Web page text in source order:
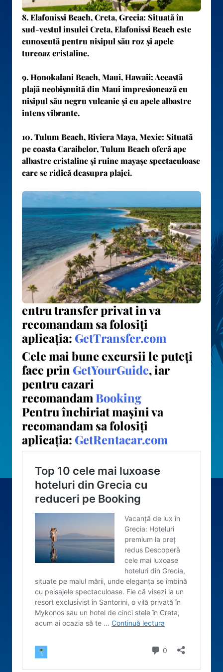
8.Elafonissi Beach, Creta, Grecia: Situată în
sud-vestul insulei Creta, Elafonissi Beach este
cunoscută pentru nisipul său roz și apele
turcoaz cristaline.
9.Honokalani Beach, Maui, Hawaii: Această
plajă neobișnuită din Maui impresionează cu
nisipul său negru vulcanic și cu apele albastre
intens vibrante.
10.Tulum Beach, Riviera Maya, Mexic: Situată
pe coasta Caraibelor, Tulum Beach oferă ape
albastre cristaline și ruine mayașe spectaculoase
care se ridică deasupra plajei.
entru transfer privat in va
recomandam sa folosiți
aplicația: GetTransfer.com
Cele mai bune excursii le puteți
face prin GetYourGuide, iar
pentru cazari
recomandamBooking
Pentru închiriat mașini va
recomandam sa folosiți
aplicația: GetRentacar.com